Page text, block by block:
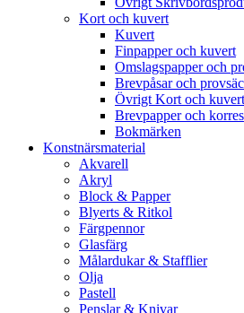
Kort och kuvert
Kuvert
Finpapper och kuvert
Omslagspapper och
Brevpåsar och
Övrigt Kort och kuvert
Brevpapper och
Bokmärken
Konstnärsmaterial
Akvarell
Akryl
Block & Papper
Blyerts & Ritkol
Färgpennor
Glasfärg
Målardukar & Stafflier
Olja
Pastell
Penslar & Knivar